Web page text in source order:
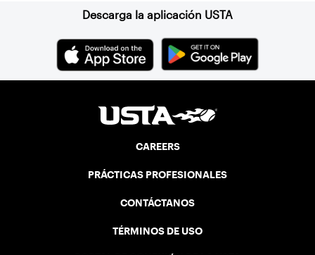
Descarga la aplicación USTA
CAREERS
PRÁCTICAS PROFESIONALES
CONTÁCTANOS
TÉRMINOS DE USO